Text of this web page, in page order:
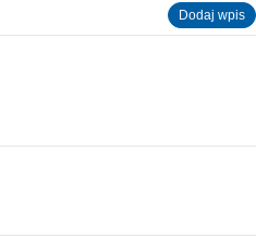
Dodaj wpis